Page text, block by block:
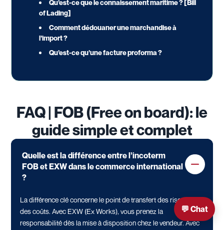
Qu’est-ce que le connaissement maritime ? [Bill
of Lading]
Comment dédouaner une marchandise à
l’import ?
Qu’est-ce qu’une facture proforma ?
FAQ | FOB (Free on board): le
guide simple et complet
Quelle est la différence entre l’incoterm
FOB et EXW dans le commerce international
?
La différence clé concerne le point de transfert des risques et
des coûts. Avec EXW (Ex Works), vous prenez la
responsabilité dès la mise à disposition chez le vendeur. Avec
💬 Chat